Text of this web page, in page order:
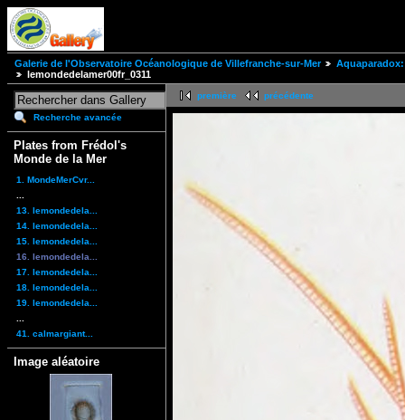
Galerie de l'Observatoire Océanologique de Villefranche-sur-Mer
lemondedelamer00fr_0311
Recherche avancée
Plates from Frédol's
Monde de la Mer
1. MondeMerCvr...
13. lemondedela...
14. lemondedela...
15. lemondedela...
16. lemondedela...
17. lemondedela...
18. lemondedela...
19. lemondedela...
41. calmargiant...
Image aléatoire
première précédente